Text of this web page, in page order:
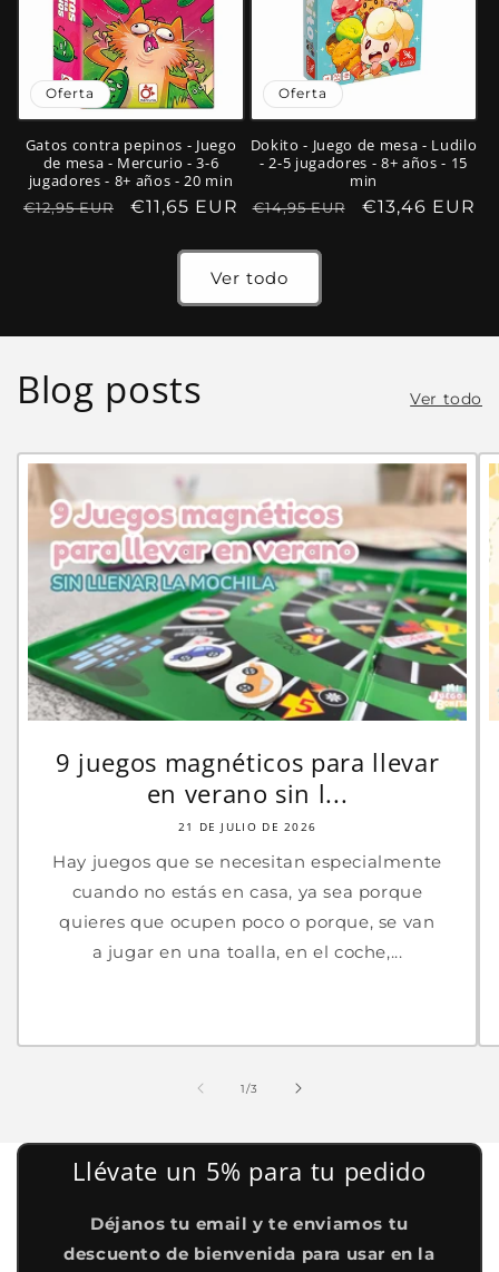
Oferta
Gatos contra pepinos - Juego
de mesa - Mercurio - 3-6
jugadores - 8+ años - 20 min
Precio
€12,95 EUR
Precio
oferta
€11,65 EUR
Oferta
Dokito - Juego de mesa - Ludilo
- 2-5 jugadores - 8+ años - 15
min
Precio
€14,95 EUR
Precio
€13,46 EUR
Ver todo
Blog posts Ver todo
9 juegos magnéticos para llevar
en verano sin l...
21 DE JULIO DE 2026
Hay juegos que se necesitan especialmente
cuando no estás en casa, ya sea porque
quieres que ocupen poco o porque, se van
a jugar en una toalla, en el coche,...
1/de
3
Llévate un 5% para tu pedido
Déjanos tu email y te enviamos tu
descuento de bienvenida para usar en la